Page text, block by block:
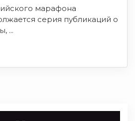
марафона
серия публикаций о
...